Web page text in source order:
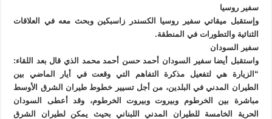
سفير روسيا
وإستقبل ميقاتي سفير روسيا الكسندر زاسبكين وبحث معه في العلاقات
الثنائية والتطورات في المنطقة.
سفير السودان
واستقبل أيضا سفير السودان أحمد حسن أحمد محمد الذي قال بعد اللقاء:
“الزيارة هي لتفعيل مذكرة التفاهم التي وقعت في أيار الماضي بين
الطيران المدني في البلدين، من أجل تسيير خطوط طيران الشرق الأوسط
مباشرة بين الخرطوم وبيروت وبيروت الخرطوم، وقد أعطى السودان
الحرية الخامسة للطيران المدني اللبناني بحيث يمكن لطيران الشرق